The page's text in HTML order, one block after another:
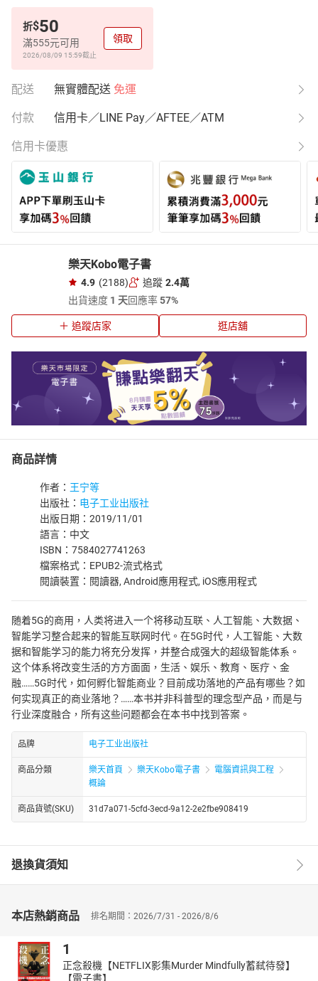
折$50
滿555元可用
2026/08/09 15:59截止
領取
配送 無實體配送 免運
付款 信用卡／LINE Pay／AFTEE／ATM
信用卡優惠
樂天Kobo電子書
4.9 (2188) 追蹤 2.4萬
出貨速度 1 天回應率57%
追蹤店家 逛店舖
商品詳情
作者： 王宁等
出版社： 电子工业出版社
出版日期：2019/11/01
語言：中文
ISBN：7584027741263
檔案格式：EPUB2-流式格式
閱讀裝置：閱讀器, Android應用程式, iOS應用程式
随着5G的商用，人类将进入一个将移动互联、人工智能、大数据、
智能学习整合起来的智能互联网时代。在5G时代，人工智能、大数
据和智能学习的能力将充分发挥，并整合成强大的超级智能体系。
这个体系将改变生活的方方面面，生活、娱乐、教育、医疗、金
融……5G时代，如何孵化智能商业？目前成功落地的产品有哪些？如
何实现真正的商业落地？……本书并非科普型的理念型产品，而是与
行业深度融合，所有这些问题都会在本书中找到答案。
品牌 电子工业出版社
商品分類 樂天首頁 樂天Kobo電子書
電腦資訊與工程
概論
商品貨號(SKU) 31d7a071-5cfd-3ecd-9a12-2e2fbe908419
退換貨須知
本店熱銷商品 排名期間：2026/7/31 - 2026/8/6
1
正念殺機【NETFLIX影集Murder Mindfully蓄弒待發】
【電子書】